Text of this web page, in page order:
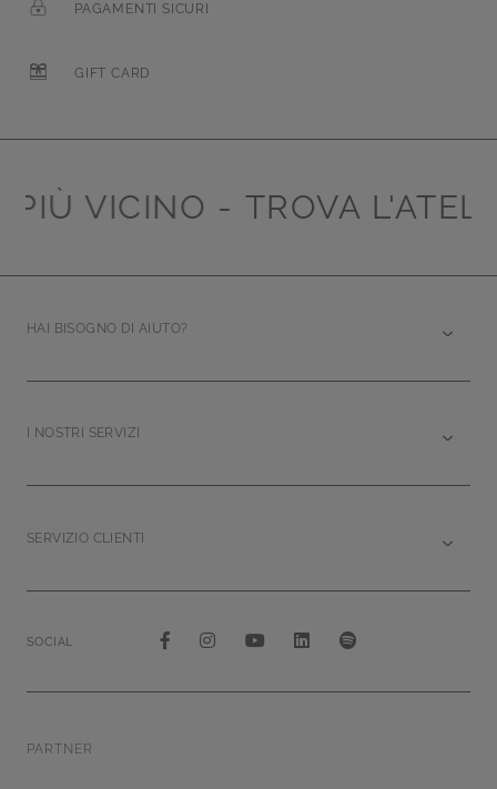
PAGAMENTI SICURI
GIFT CARD
VICINO - TROVA
HAI BISOGNO DI AIUTO?
I NOSTRI SERVIZI
SERVIZIO CLIENTI
SOCIAL
PARTNER